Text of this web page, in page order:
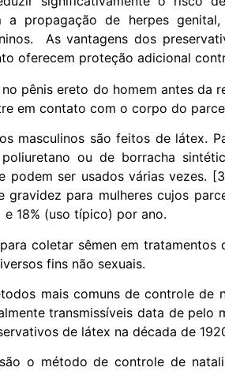
a propagação de herpes
As vantagens dos
oferecem proteção adicional
pênis ereto do homem antes da
em contato com o corpo do
masculinos são feitos de látex.
ou de borracha
podem ser usados ​​várias vezes.
para mulheres cujos
18% (uso típico) por ano.
coletar sêmen em
fins não sexuais.
mais comuns de controle
transmissíveis data de
de látex na década de
o método de controle de